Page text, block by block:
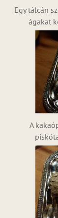
Egy tálcán
ágakat
A